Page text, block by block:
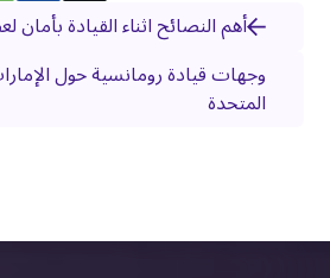
أهم النصائح اثناء القيادة بأمان
وجهات قيادة رومانسية حول
المتحدة